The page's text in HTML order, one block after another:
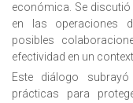
económica. Se
en las operaciones
posibles
efectividad en un
Este diálogo
prácticas para